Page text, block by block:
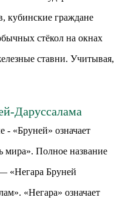
кубинские граждане
стёкол на окнах
ставни. Учитывая,
Даруссалама
- «Бруней» означает
мира». Полное название
«Негара Бруней
«Негара» означает